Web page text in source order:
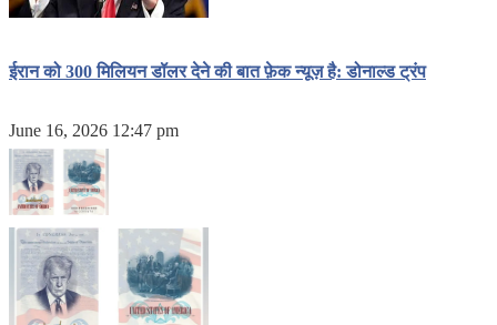
ईरान को 300 मिलियन डॉलर देने की बात फ़ेक न्यूज़ है: डोनाल्ड ट्रंप
June 16, 2026 12:47 pm